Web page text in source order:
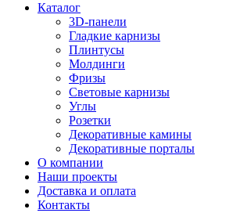
Каталог
3D-панели
Гладкие карнизы
Плинтусы
Молдинги
Фризы
Световые карнизы
Углы
Розетки
Декоративные камины
Декоративные порталы
О компании
Наши проекты
Доставка и оплата
Контакты